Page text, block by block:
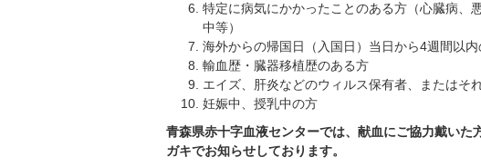
特定に病気にかかったことのある方（心臓病、
中等）
海外からの帰国日（入国日）当日から4週間以内
輸血歴・臓器移植歴のある方
エイズ、肝炎などのウィルス保有者、またはそ
妊娠中、授乳中の方
青森県赤十字血液センターでは、献血にご協力戴い
ガキでお知らせしております。